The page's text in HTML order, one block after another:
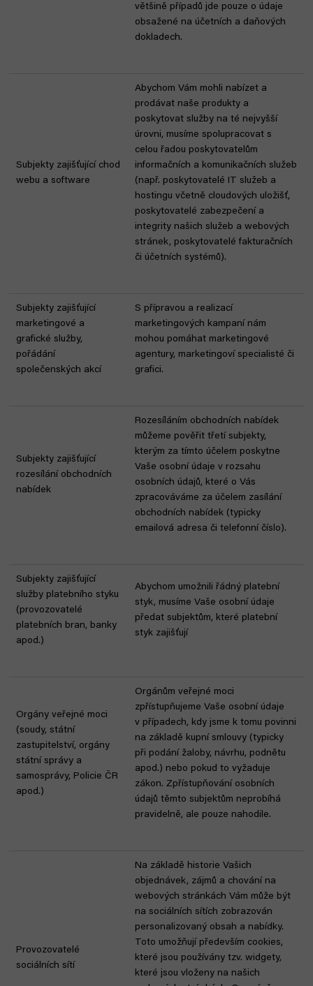
většině případů jde pouze o údaje
obsažené na účetních a daňových
dokladech.
Subjekty zajišťující chod
webu a software
Abychom Vám mohli nabízet a
prodávat naše produkty a
poskytovat služby na té nejvyšší
úrovni, musíme spolupracovat s
celou řadou poskytovatelům
informačních a komunikačních služeb
(např. poskytovatelé IT služeb a
hostingu včetně cloudových uložišť,
poskytovatelé zabezpečení a
integrity našich služeb a webových
stránek, poskytovatelé fakturačních
či účetních systémů).
Subjekty zajišťující
marketingové a
grafické služby,
pořádání
společenských akcí
S přípravou a realizací
marketingových kampaní nám
mohou pomáhat marketingové
agentury, marketingoví specialisté či
grafici.
Subjekty zajišťující
rozesílání obchodních
nabídek
Rozesíláním obchodních nabídek
můžeme pověřit třetí subjekty,
kterým za tímto účelem poskytne
Vaše osobní údaje v rozsahu
osobních údajů, které o Vás
zpracováváme za účelem zasílání
obchodních nabídek (typicky
emailová adresa či telefonní číslo).
Subjekty zajišťující
služby platebního styku
(provozovatelé
platebních bran, banky
apod.)
Abychom umožnili řádný platební
styk, musíme Vaše osobní údaje
předat subjektům, které platební
styk zajišťují
Orgány veřejné moci
(soudy, státní
zastupitelství, orgány
státní správy a
samosprávy, Policie ČR
apod.)
Orgánům veřejné moci
zpřístupňujeme Vaše osobní údaje
v případech, kdy jsme k tomu povinni
na základě kupní smlouvy (typicky
při podání žaloby, návrhu, podnětu
apod.) nebo pokud to vyžaduje
zákon. Zpřístupňování osobních
údajů těmto subjektům neprobíhá
pravidelně, ale pouze nahodile.
Provozovatelé
sociálních sítí
Na základě historie Vašich
objednávek, zájmů a chování na
webových stránkách Vám může být
na sociálních sítích zobrazován
personalizovaný obsah a nabídky.
Toto umožňují především cookies,
které jsou používány tzv. widgety,
které jsou vloženy na našich